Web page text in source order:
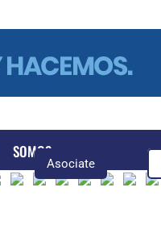
Asociate
SOMOS